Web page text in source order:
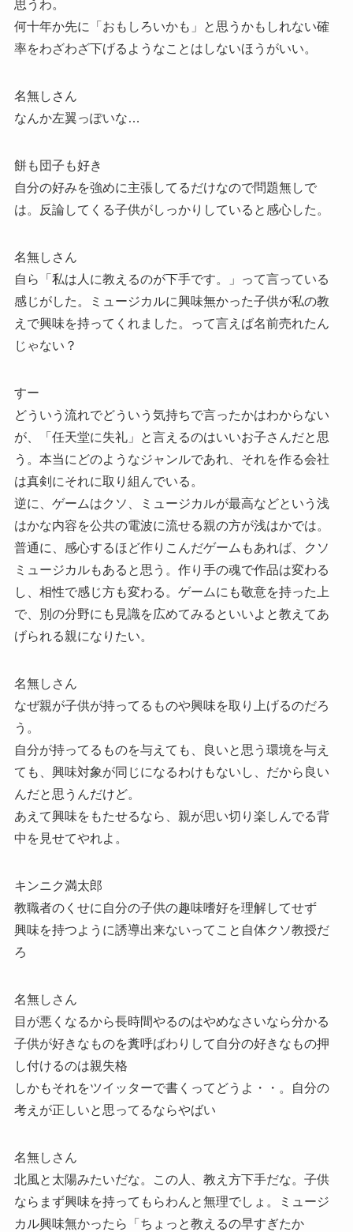
思うわ。
何十年か先に「おもしろいかも」と思うかもしれない確
率をわざわざ下げるようなことはしないほうがいい。
名無しさん
なんか左翼っぽいな…
餅も団子も好き
自分の好みを強めに主張してるだけなので問題無しで
は。反論してくる子供がしっかりしていると感心した。
名無しさん
自ら「私は人に教えるのが下手です。」って言っている
感じがした。ミュージカルに興味無かった子供が私の教
えで興味を持ってくれました。って言えば名前売れたん
じゃない？
すー
どういう流れでどういう気持ちで言ったかはわからない
が、「任天堂に失礼」と言えるのはいいお子さんだと思
う。本当にどのようなジャンルであれ、それを作る会社
は真剣にそれに取り組んでいる。
逆に、ゲームはクソ、ミュージカルが最高などという浅
はかな内容を公共の電波に流せる親の方が浅はかでは。
普通に、感心するほど作りこんだゲームもあれば、クソ
ミュージカルもあると思う。作り手の魂で作品は変わる
し、相性で感じ方も変わる。ゲームにも敬意を持った上
で、別の分野にも見識を広めてみるといいよと教えてあ
げられる親になりたい。
名無しさん
なぜ親が子供が持ってるものや興味を取り上げるのだろ
う。
自分が持ってるものを与えても、良いと思う環境を与え
ても、興味対象が同じになるわけもないし、だから良い
んだと思うんだけど。
あえて興味をもたせるなら、親が思い切り楽しんでる背
中を見せてやれよ。
キンニク満太郎
教職者のくせに自分の子供の趣味嗜好を理解してせず
興味を持つように誘導出来ないってこと自体クソ教授だ
ろ
名無しさん
目が悪くなるから長時間やるのはやめなさいなら分かる
子供が好きなものを糞呼ばわりして自分の好きなもの押
し付けるのは親失格
しかもそれをツイッターで書くってどうよ・・。自分の
考えが正しいと思ってるならやばい
名無しさん
北風と太陽みたいだな。この人、教え方下手だな。子供
ならまず興味を持ってもらわんと無理でしょ。ミュージ
カル興味無かったら「ちょっと教えるの早すぎたか